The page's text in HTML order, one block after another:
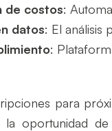
de costos:
datos: El análisis
:
para
oportunidad